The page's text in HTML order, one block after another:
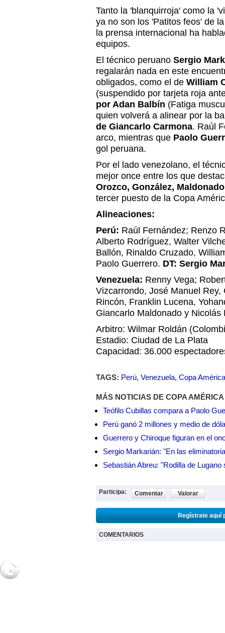
Tanto la 'blanquirroja' como la
ya no son los 'Patitos feos' de
la prensa internacional ha
equipos.
El técnico peruano Sergio
regalarán nada en este
obligados, como el de William
(suspendido por tarjeta roja
por Adan Balbín (Fatiga
quien volverá a alinear por la
de Giancarlo Carmona. Raúl
arco, mientras que Paolo
gol peruana.
Por el lado venezolano, el
mejor once entre los que
Orozco, González,
tercer puesto de la Copa
Alineaciones:
Perú: Raúl Fernández; Renzo
Alberto Rodríguez, Walter
Ballón, Rinaldo Cruzado,
Paolo Guerrero. DT: Sergio
Venezuela: Renny Vega;
Vizcarrondo, José Manuel Rey,
Rincón, Franklin Lucena,
Giancarlo Maldonado y Nicolás
Arbitro: Wilmar Roldán
Estadio: Ciudad de La Plata
Capacidad: 36.000
TAGS: Perú, Venezuela, Copa América
MÁS NOTICIAS DE COPA AMÉRICA
Teófilo Cubillas compara a Paolo
Perú ganó 2 millones y medio de
Guerrero y Chiroque figuran en el
Sergio Markarián: "En las
Sebastián Abreu: "Rodilla de
Participa: Comentar Valorar
Regístrate aquí
COMENTARIOS